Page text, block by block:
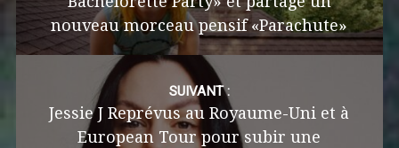
nouveau morceau pensif «Parachute»
SUIVANT :
Jessie J Reprévus au Royaume-Uni et à
European Tour pour subir une